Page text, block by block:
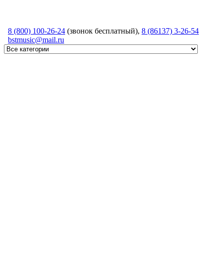
8 (800) 100-26-24 (звонок бесплатный), 8 (86137) 3-26-54
bstmusic@mail.ru